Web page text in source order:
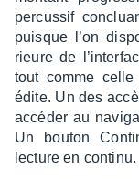
percus­sif
puisque l’on
rieure de
tout comme
édite. Un des
accé­der au
Un bouton
lecture en continu.